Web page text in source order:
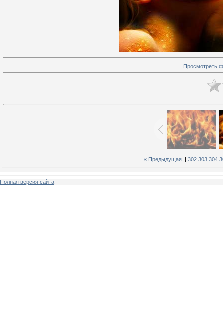
Просмотреть
« Предыдущая| 302 303 304
Полная версия сайта